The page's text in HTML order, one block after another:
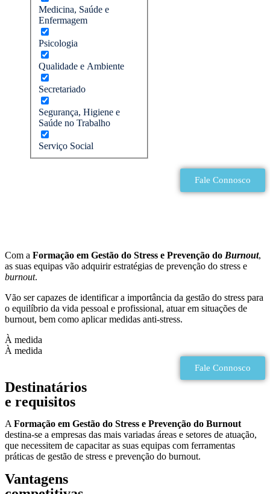
Medicina, Saúde e
Enfermagem
Psicologia
Qualidade e Ambiente
Secretariado
Segurança, Higiene e
Saúde no Trabalho
Serviço Social
Fale Connosco
Com a Formação em Gestão do Stress e Prevenção do Burnout,
as suas equipas vão adquirir estratégias de prevenção do stress e
burnout.
Vão ser capazes de identificar a importância da gestão do stress para
o equilíbrio da vida pessoal e profissional, atuar em situações de
burnout, bem como aplicar medidas anti-stress.
À medida
À medida
Fale Connosco
Destinatários
e requisitos
A Formação em Gestão do Stress e Prevenção do Burnout
destina-se a empresas das mais variadas áreas e setores de atuação,
que necessitem de capacitar as suas equipas com ferramentas
práticas de gestão de stress e prevenção do burnout.
Vantagens